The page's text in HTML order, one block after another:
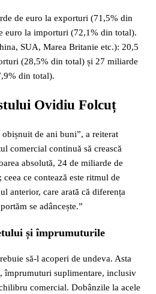
de euro la exporturi (71,5% din
euro la importuri (72,1% din total).
SUA, Marea Britanie etc.): 20,5
(28,5% din total) și 27 miliarde
din total).
Ovidiu Folcuț
de ani buni”, a reiterat
comercial continuă să crească
absolută, 24 de miliarde de
ce contează este ritmul de
anterior, care arată că diferența
se adâncește.”
și împrumuturile
să-l acoperi de undeva. Asta
împrumuturi suplimentare, inclusiv
comercial. Dobânzile la acele